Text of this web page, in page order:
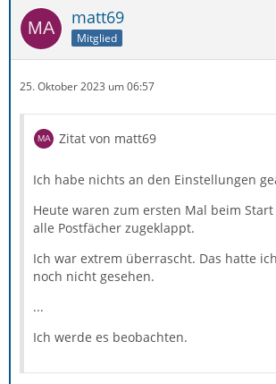
matt69
Mitglied
25. Oktober 2023 um 06:57
Zitat von matt69
Ich habe nichts an den Einstellungen
Heute waren zum ersten Mal beim
alle Postfächer zugeklappt.
Ich war extrem überrascht. Das hatte
noch nicht gesehen.
...
Ich werde es beobachten.